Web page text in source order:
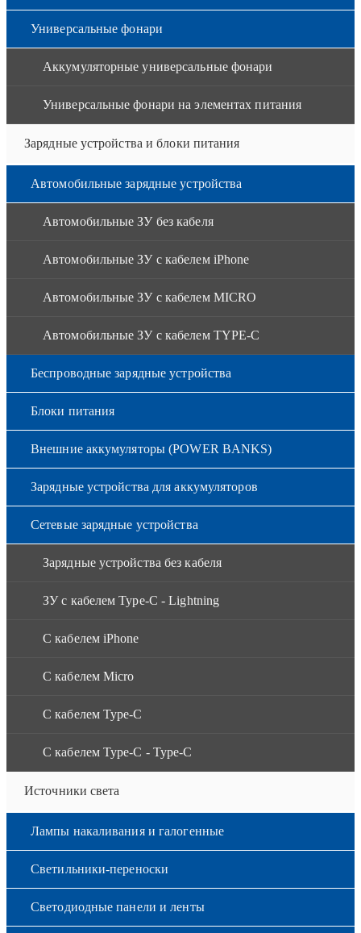
Универсальные фонари
Аккумуляторные универсальные фонари
Универсальные фонари на элементах питания
Зарядные устройства и блоки питания
Автомобильные зарядные устройства
Автомобильные ЗУ без кабеля
Автомобильные ЗУ с кабелем iPhone
Автомобильные ЗУ с кабелем MICRO
Автомобильные ЗУ с кабелем TYPE-C
Беспроводные зарядные устройства
Блоки питания
Внешние аккумуляторы (POWER BANKS)
Зарядные устройства для аккумуляторов
Сетевые зарядные устройства
Зарядные устройства без кабеля
ЗУ с кабелем Type-C - Lightning
С кабелем iPhone
С кабелем Micro
С кабелем Type-C
С кабелем Type-C - Type-C
Источники света
Лампы накаливания и галогенные
Светильники-переноски
Светодиодные панели и ленты